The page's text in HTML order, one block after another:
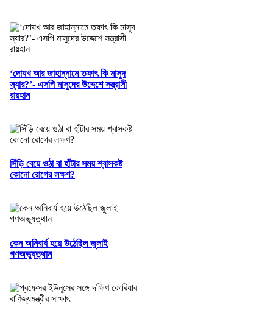
‘দোযখ আর জাহান্নামে তফাৎ কি মাসুদ
স্যার?’- এসপি মাসুদের উদ্দেশে সন্ত্রাসী
রায়হান
সিঁড়ি বেয়ে ওঠা বা হাঁটার সময় শ্বাসকষ্ট
কোনো রোগের লক্ষণ?
কেন অনিবার্য হয়ে উঠেছিল জুলাই
গণঅভ্যুত্থান